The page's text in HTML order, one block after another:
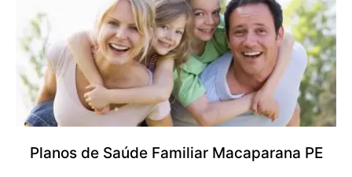
Planos de Saúde Familiar Macaparana PE